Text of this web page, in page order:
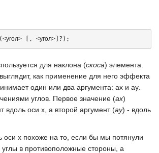
<угол> [, <угол> ]?);
для наклона (скоса) элемента.
как применение для него эффекта
один или два аргумента: ax и ay
углов. Первое значение (ах)
вдоль оси х , а второй аргумент (ау) - вдоль
оси х похоже на то, если бы мы потянули
в противоположные стороны, а